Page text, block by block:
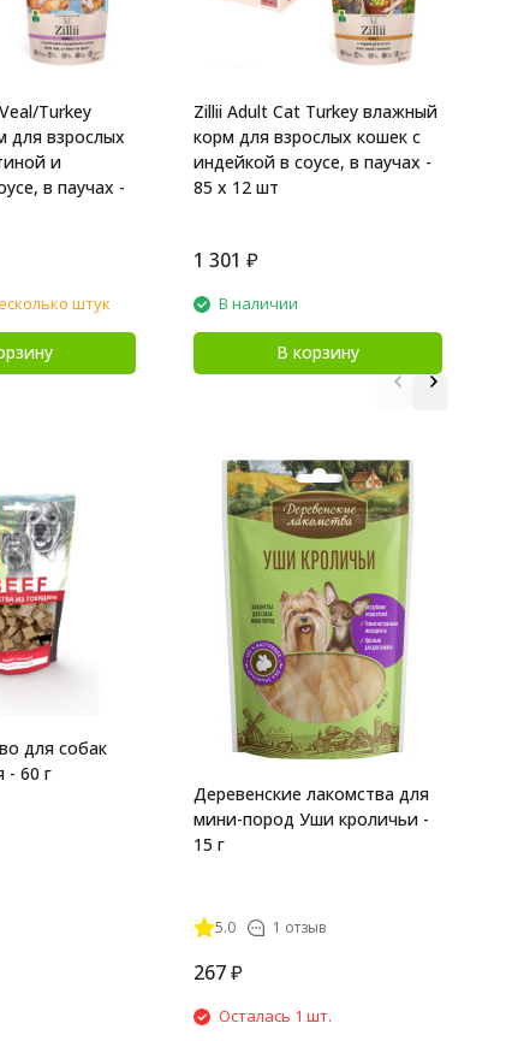
Turkey
для взрослых
и
в паучах -
штук
Zillii Adult Cat Turkey влажный
корм для взрослых кошек с
индейкой в соусе, в паучах -
85 х 12 шт
1 301 ₽
В наличии
В корзину
для собак
- 60 г
Деревенские лакомства для
мини-пород Уши кроличьи -
15 г
5.0 1 отзыв
267₽
Осталась 1 шт.